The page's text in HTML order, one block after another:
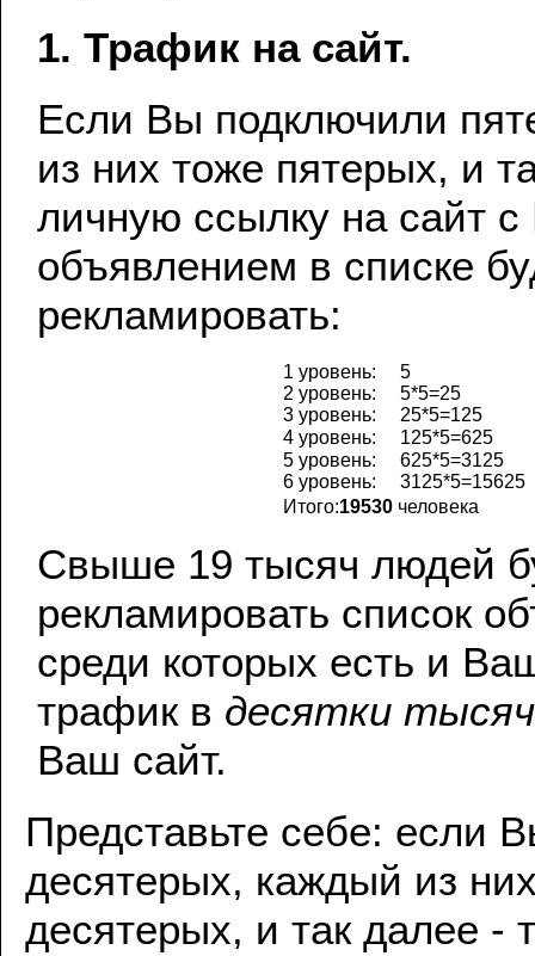
1. Трафик на сайт.
Если Вы подключили
из них тоже пятерых, и
личную ссылку на сайт
объявлением в списке
рекламировать:
1 уровень:
5
2 уровень:
5*5=25
3 уровень:
25*5=125
4 уровень:
125*5=625
5 уровень:
625*5=3125
6 уровень:
3125*5=15625
Итого:19530человека
Свыше 19 тысяч людей
рекламировать список
среди которых есть и
трафик в десятки тысяч
Ваш сайт.
Представьте себе: если
десятерых, каждый из
десятерых, и так далее -